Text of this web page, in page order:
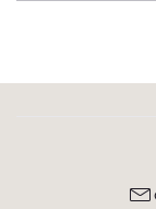
He leído y